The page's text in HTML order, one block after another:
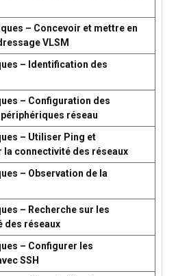
– Concevoir et mettre en
VLSM
– Identification des
– Configuration des
réseau
– Utiliser Ping et
connectivité des réseaux
– Observation de la
– Recherche sur les
des réseaux
– Configurer les
SSH